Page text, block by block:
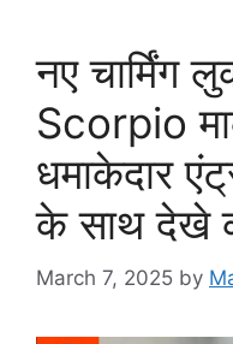
नए चार्मिंग
Scorpio
धमाकेदार
के साथ देखे
March 7, 2025 by